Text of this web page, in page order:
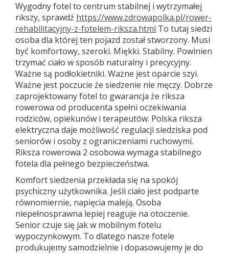
Wygodny fotel to centrum stabilnej i wytrzymałej
rikszy, sprawdź https://www.zdrowapolka.pl/rower-
rehabilitacyjny-z-fotelem-riksza.html To tutaj siedzi
osoba dla której ten pojazd został stworzony. Musi
być komfortowy, szeroki. Miękki. Stabilny. Powinien
trzymać ciało w sposób naturalny i precycyjny.
Ważne są podłokietniki. Ważne jest oparcie szyi.
Ważne jest poczucie że siedzenie nie męczy. Dobrze
zaprojektowany fotel to gwarancja że riksza
rowerowa od producenta spełni oczekiwania
rodziców, opiekunów i terapeutów. Polska riksza
elektryczna daje możliwość regulacji siedziska pod
seniorów i osoby z ograniczeniami ruchowymi.
Riksza rowerowa 2 osobowa wymaga stabilnego
fotela dla pełnego bezpieczeństwa.
Komfort siedzenia przekłada się na spokój
psychiczny użytkownika. Jeśli ciało jest podparte
równomiernie, napięcia maleją. Osoba
niepełnosprawna lepiej reaguje na otoczenie.
Senior czuje się jak w mobilnym fotelu
wypoczynkowym. To dlatego nasze fotele
produkujemy samodzielnie i dopasowujemy je do